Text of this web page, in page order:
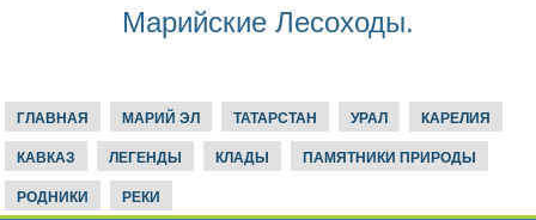
Марийские Лесоходы.
ГЛАВНАЯ МАРИЙ ЭЛ ТАТАРСТАН УРАЛ КАРЕЛИЯ
КАВКАЗ ЛЕГЕНДЫ КЛАДЫ ПАМЯТНИКИ ПРИРОДЫ
РОДНИКИ РЕКИ